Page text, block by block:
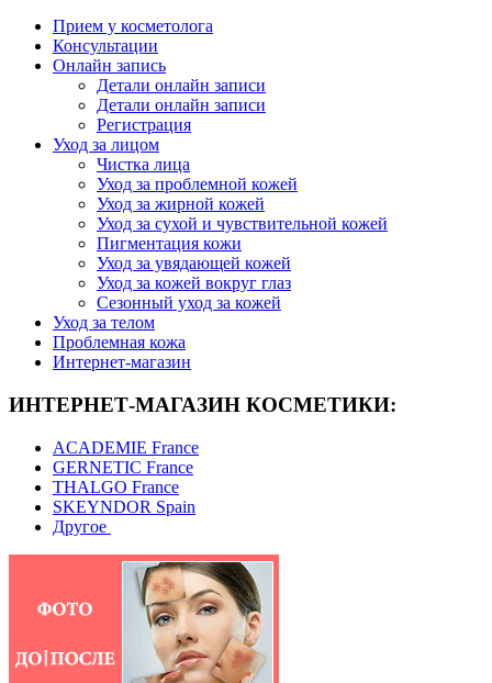
Прием у косметолога
Консультации
Онлайн запись
Детали онлайн записи
Детали онлайн записи
Регистрация
Уход за лицом
Чистка лица
Уход за проблемной кожей
Уход за жирной кожей
Уход за сухой и чувствительной кожей
Пигментация кожи
Уход за увядающей кожей
Уход за кожей вокруг глаз
Сезонный уход за кожей
Уход за телом
Проблемная кожа
Интернет-магазин
ИНТЕРНЕТ-МАГАЗИН КОСМЕТИКИ:
ACADEMIE France
GERNETIC France
THALGO France
SKEYNDOR Spain
Другое